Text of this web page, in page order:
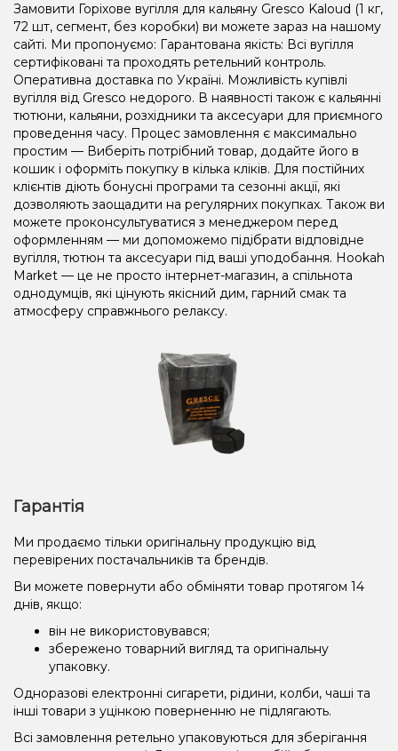
Замовити Горіхове вугілля для кальяну Gresco Kaloud (1 кг,
72 шт, сегмент, без коробки) ви можете зараз на нашому
сайті. Ми пропонуємо: Гарантована якість: Всі вугілля
сертифіковані та проходять ретельний контроль.
Оперативна доставка по Україні. Можливість купівлі
вугілля від Gresco недорого. В наявності також є кальянні
тютюни, кальяни, розхідники та аксесуари для приємного
проведення часу. Процес замовлення є максимально
простим — Виберіть потрібний товар, додайте його в
кошик і оформіть покупку в кілька кліків. Для постійних
клієнтів діють бонусні програми та сезонні акції, які
дозволяють заощадити на регулярних покупках. Також ви
можете проконсультуватися з менеджером перед
оформленням — ми допоможемо підібрати відповідне
вугілля, тютюн та аксесуари під ваші уподобання. Hookah
Market — це не просто інтернет-магазин, а спільнота
однодумців, які цінують якісний дим, гарний смак та
атмосферу справжнього релаксу.
Гарантія
Ми продаємо тільки оригінальну продукцію від
перевірених постачальників та брендів.
Ви можете повернути або обміняти товар протягом 14
днів, якщо:
він не використовувався;
збережено товарний вигляд та оригінальну
упаковку.
Одноразові електронні сигарети, рідини, колби, чаші та
інші товари з уцінкою поверненню не підлягають.
Всі замовлення ретельно упаковуються для зберігання